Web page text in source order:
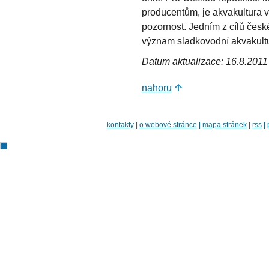
producentům, je akvakultura
pozornost. Jedním z cílů
význam sladkovodní
Datum aktualizace:
nahoru
kontakty | o webové stránce | mapa stránek | rss |